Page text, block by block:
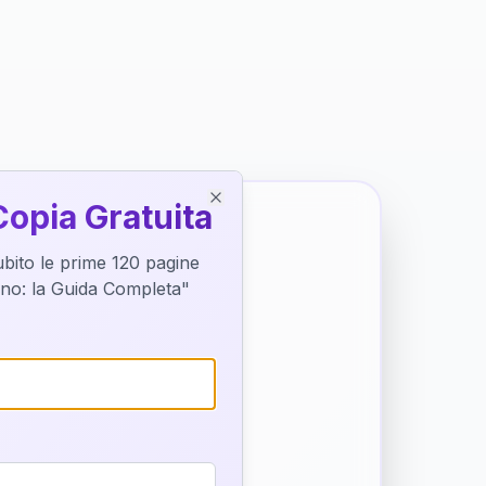
di
Gratuita
le prime 120 pagine
la Guida Completa"